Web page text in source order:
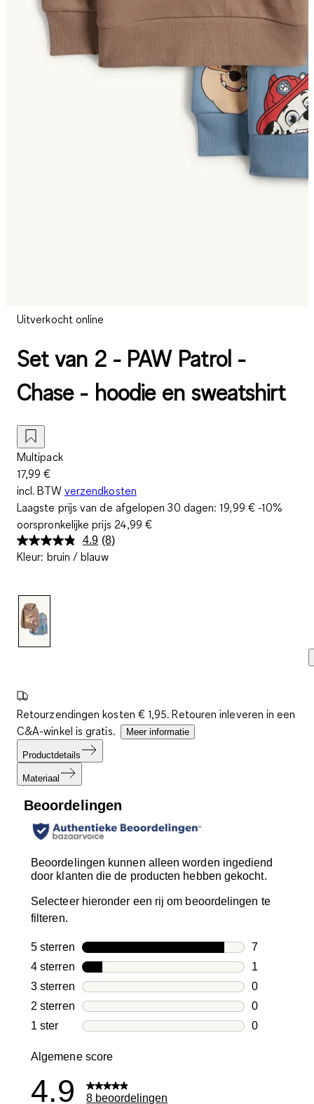
Uitverkocht online
Set van 2 - PAW Patrol -
Chase - hoodie en sweatshirt
Multipack
17,99 €
incl. BTW verzendkosten
Laagste prijs van de afgelopen 30 dagen:19,99 €-10%
oorspronkelijke prijs 24,99 €
4.9 Lees
8
(8)
Kleur: bruin / blauw
Retourzendingen kosten € 1,95. Retouren inleveren in een
C&A-winkel is gratis.
Meer informatie
Productdetails
Materiaal
Beoordelingen
Beoordelingen kunnen alleen worden ingediend
door klanten die de producten hebben gekocht.
Selecteer hieronder een rij om beoordelingen te
filteren.
5 sterren sterren
7
7
4 sterren sterren
1
1
3 sterren sterren
0
0
2 sterren sterren
0
0
1 ster sterren
0
Algemene score
4.9 8 beoordelingen